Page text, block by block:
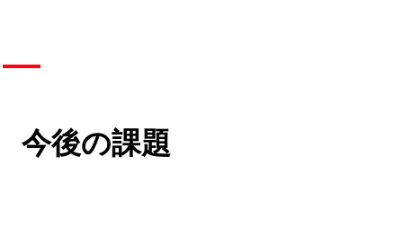
今後の課題